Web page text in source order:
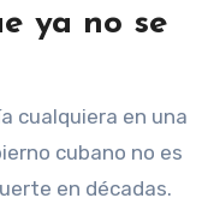
ya no se
cubano no es
en décadas.